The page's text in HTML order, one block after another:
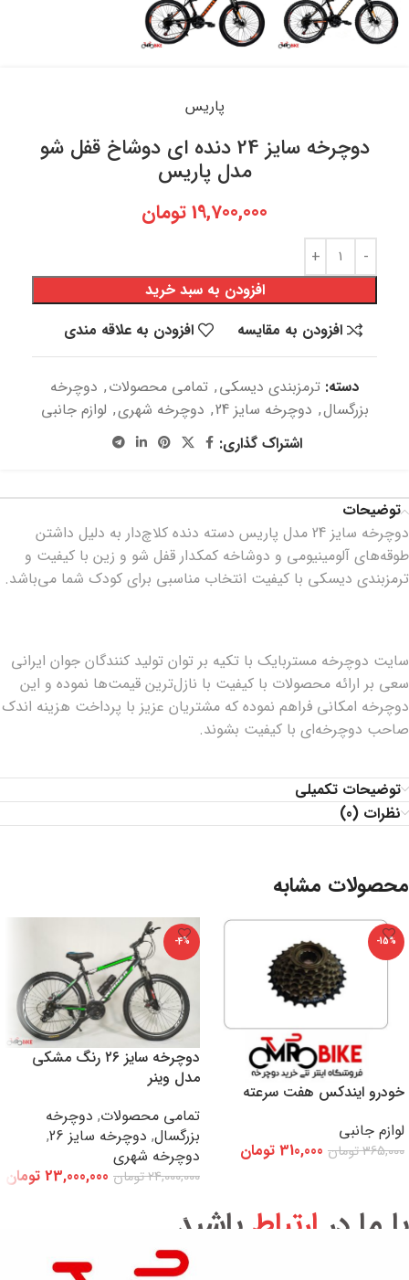
پاریس
دوچرخه سایز 24 دنده ای دوشاخ قفل شو
مدل پاریس
19,700,000تومان
افزودن به سبد خرید
افزودن به مقایسه
افزودن به علاقه مندی
دسته: ترمزبندی دیسکی, تمامی محصولات, دوچرخه
بزرگسال, دوچرخه سایز 24 , دوچرخه شهری, لوازم جانبی
اشتراک گذاری:
توضیحات
دوچرخه سایز 24 مدل پاریس دسته دنده کلاچ‌دار به دلیل داشتن
طوقه‌های آلومینیومی و دوشاخه کمکدار قفل شو و زین با کیفیت و
ترمزبندی دیسکی با کیفیت انتخاب مناسبی برای کودک شما می‌باشد.
سایت دوچرخه مستربایک با تکیه بر توان تولید کنندگان جوان ایرانی
سعی بر ارائه محصولات با کیفیت با نازل‌ترین قیمت‌ها نموده و این
دوچرخه امکانی فراهم نموده که مشتریان عزیز با پرداخت هزینه اندک
صاحب دوچرخه‌ای با کیفیت بشوند.
توضیحات تکمیلی
نظرات (0)
محصولات مشابه
-15%
خودرو ایندکس هفت سرعته
لوازم جانبی
365,000تومان 310,000 تومان
-4%
دوچرخه سایز ۲۶ رنگ مشکی
مدل وینر
تمامی محصولات, دوچرخه
بزرگسال, دوچرخه سایز 26
,
دوچرخه شهری
24,000,000تومان 23,000,000 تومان
با ما در ارتباط باشید